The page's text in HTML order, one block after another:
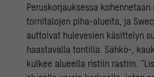
Peruskorjauksessa kohennetaan
tornitalojen piha-alueita, ja
auttoivat hulevesien käsittelyn
haastavalla tontilla. Sähkö-,
kulkee alueella ristiin rastiin.